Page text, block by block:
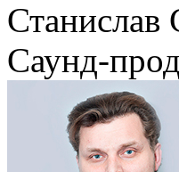
Станислав
Саунд-